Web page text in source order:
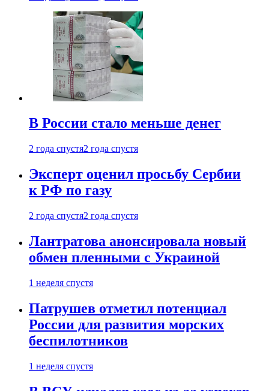
В России стало меньше денег
2 года спустя2 года спустя
Эксперт оценил просьбу Сербии
к РФ по газу
2 года спустя2 года спустя
Лантратова анонсировала новый
обмен пленными с Украиной
1 неделя спустя
Патрушев отметил потенциал
России для развития морских
беспилотников
1 неделя спустя